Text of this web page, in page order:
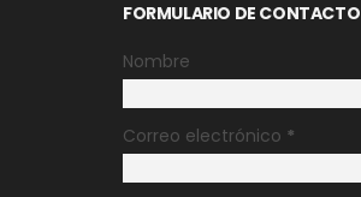
FORMULARIO DE CONTACTO
Nombre
Correo electrónico *